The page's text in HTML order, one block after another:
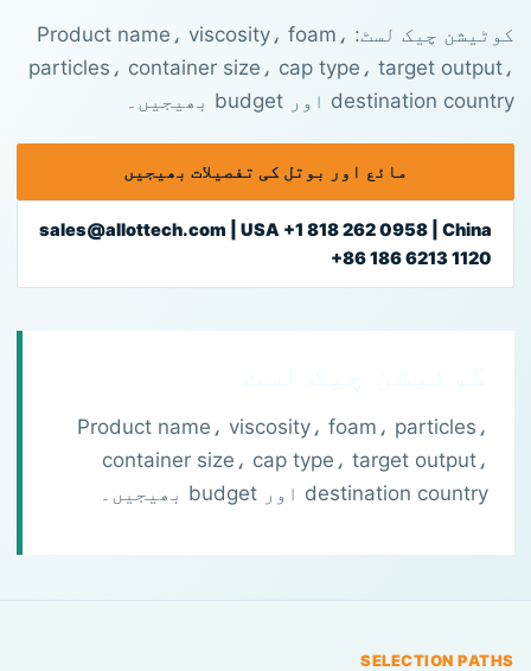
کوٹیشن چیک لسٹ: Product name، viscosity، foam،
particles، container size، cap type، target output،
destination country اور budget بھیجیں۔
مائع اور بوتل کی تفصیلات بھیجیں
sales@allottech.com | USA +1 818 262 0958 | China
+86 186 6213 1120
Product name، viscosity، foam، particles،
container size، cap type، target output،
destination country اور budget بھیجیں۔
SELECTION PATHS